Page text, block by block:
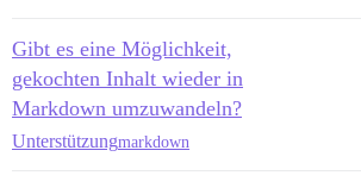
Gibt es eine Möglichkeit,
gekochten Inhalt wieder in
Markdown umzuwandeln?
Unterstützungmarkdown